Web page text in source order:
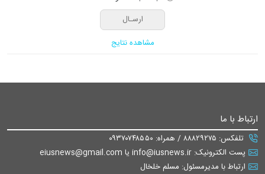
مشاهده نتایج
ارتباط با ما
تلفکس: ۸۸۸۲۹۲۷۵ / همراه: ۰۹۳۷۰۷۴۸۵۵۰
پست الکترونیک: info@iusnews.ir یا eiusnews@gmail.com
ارتباط با مدیرمسئول: مسلم خلخال